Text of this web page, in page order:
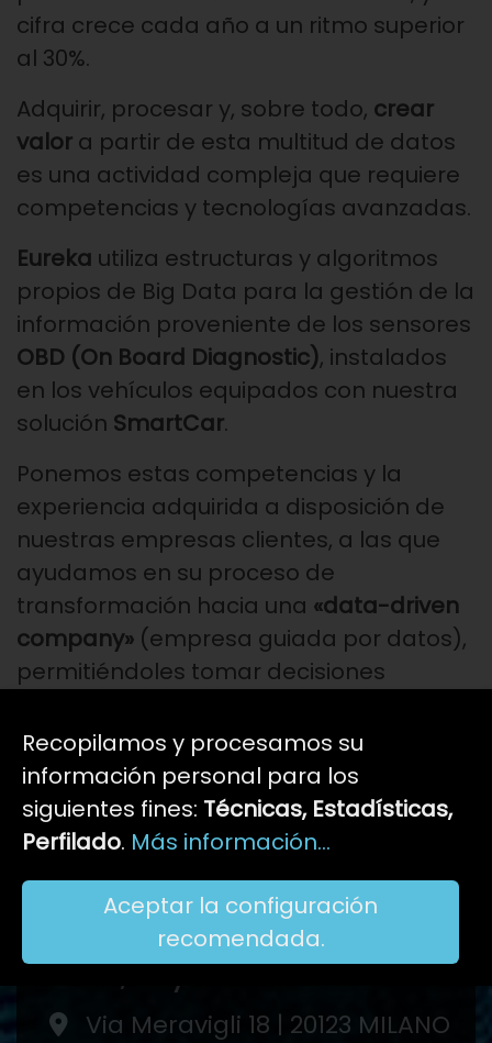
cifra crece cada año a un ritmo superior
al 30%.
Adquirir, procesar y, sobre todo, crear
valor a partir de esta multitud de datos
es una actividad compleja que requiere
competencias y tecnologías avanzadas.
Eureka utiliza estructuras y algoritmos
propios de Big Data para la gestión de la
información proveniente de los sensores
OBD (On Board Diagnostic), instalados
en los vehículos equipados con nuestra
solución SmartCar.
Ponemos estas competencias y la
experiencia adquirida a disposición de
nuestras empresas clientes, a las que
ayudamos en su proceso de
transformación hacia una «data-driven
company» (empresa guiada por datos),
permitiéndoles tomar decisiones
pertinentes y precisos.
Cloud
Web
Contact
Milano, Italy
Via Meravigli 18 | 20123 MILANO
Recopilamos y procesamos su
información personal para los
siguientes fines: Técnicas, Estadísticas,
Perfilado. Más información...
Aceptar la configuración
recomendada.